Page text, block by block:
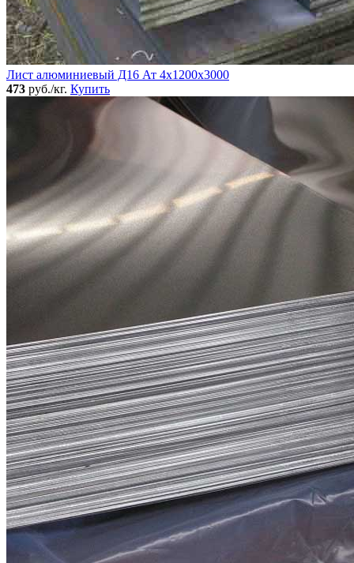
Лист алюминиевый Д16 Ат 4х1200х3000
473 руб./кг. Купить